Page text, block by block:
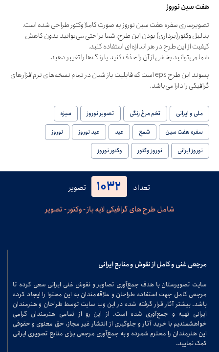
هفت سین نوروز
تصویرسازی سفره هفت سین نوروز به صورت کاملا وکتور طراحی شده است.
بدلیل وکتور(برداری) بودن این طرح، شما براحتی می‌توانید بدون کاهش
کیفیت از این طرح در هر اندازه‌ای استفاده کنید.
شما می‌توانید بخشی از آن را حذف کنید یا رنگ‌ها را تغییر دهید.
پسوند این طرح eps است که قابلیت باز شدن در تمام نسخه‌های نرم‌افزارهای
گرافیکی را دارا می‌باشد.
ملی و ایرانی تخم مرغ رنگی تصویر نوروز
سبزه
سفره هفت سین
شمع عید عید نوروز
نوروز
نوروز ایرانی
نوروز وکتور وکتور نوروز
تعداد 1032
تصویر
شامل طرح های گرافیکی لایه باز - وکتور - تصویر
مرجعی غنی و کامل از نقوش و منابع ایرانی
سایت تصویرستان با هدف جمع‌آوری تصاویر و نقوش غنی ایرانی سعی کرده تا
مرجعی کامل جهت استفاده طراحان و علاقه‌مندان به این محتوا را ایجاد کرده
باشد. بیشتر آثار قرار گرفته شده در این وب سایت توسط طراحان و هنرمندان
ایرانی تهیه و جمع‌آوری شده است. از این رو از تمامی هنرمندان گرامی
خواهشمندیم با خرید آثار و جلوگیری از انتشار غیر مجاز، حق معنوی و حقوقی
این هنرمندان را محترم شمرده و به جمع‌آوری مرجعی برای منابع تصویری ایرانی
کمک نمایید.